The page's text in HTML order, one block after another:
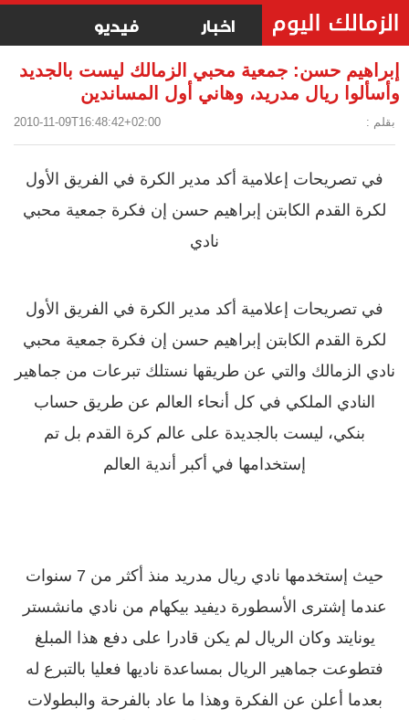
اخبار فيديو
إبراهيم حسن: جمعية محبي الزمالك ليست بالجديد
وأسألوا ريال مدريد، وهاني أول المساندين
بقلم : 2010-11-09T16:48:42+02:00
في تصريحات إعلامية أكد مدير الكرة في الفريق الأول
لكرة القدم الكابتن إبراهيم حسن إن فكرة جمعية محبي
نادي
في تصريحات إعلامية أكد مدير الكرة في الفريق الأول
لكرة القدم الكابتن إبراهيم حسن إن فكرة جمعية محبي
نادي الزمالك والتي عن طريقها نستلك تبرعات من جماهير
النادي الملكي في كل أنحاء العالم عن طريق حساب
بنكي، ليست بالجديدة على عالم كرة القدم بل تم
إستخدامها في أكبر أندية العالم
حيث إستخدمها نادي ريال مدريد منذ أكثر من 7 سنوات
عندما إشترى الأسطورة ديفيد بيكهام من نادي مانشستر
يونايتد وكان الريال لم يكن قادرا على دفع هذا المبلغ
فتطوعت جماهير الريال بمساعدة ناديها فعليا بالتبرع له
بعدما أعلن عن الفكرة وهذا ما عاد بالفرحة والبطولات